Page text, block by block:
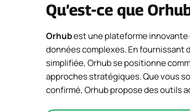
Qu’est-ce que
Orhubest une plateforme
données complexes. En fournissant
simplifiée, Orhub se positionne
approches stratégiques. Que vous
confirmé, Orhub propose des outils